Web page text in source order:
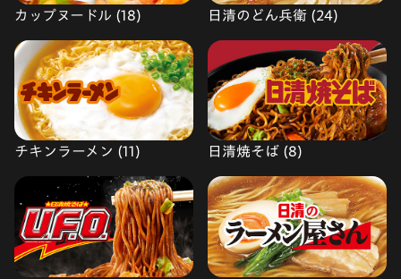
カップヌードル (18) 日清のどん兵衛 (24)
チキンラーメン (11) 日清焼そば (8)